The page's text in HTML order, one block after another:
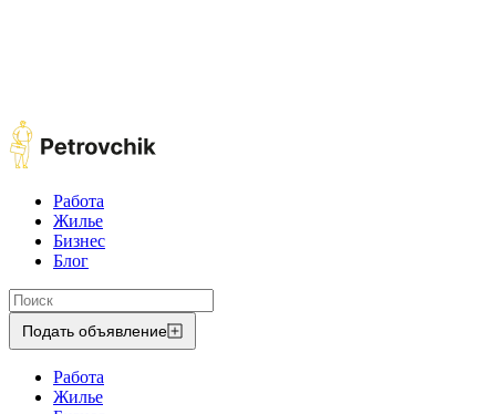
Работа
Жилье
Бизнес
Блог
Подать объявление
Работа
Жилье